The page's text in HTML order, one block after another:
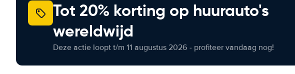
Tot 20% korting op huurauto's
wereldwijd
Deze actie loopt t/m 11 augustus 2026 - profiteer vandaag nog!